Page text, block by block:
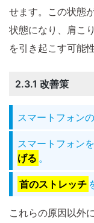
せます。この状態
状態になり、肩こ
を引き起こす可能
2.3.1 改善策
スマートフォン
スマートフォン
げる 。
首のストレッチ
これらの原因以外